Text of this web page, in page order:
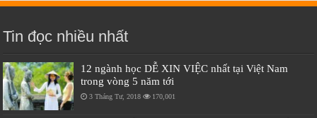
Tin đọc nhiều nhất
12 ngành học DỄ XIN VIỆC nhất tại Việt Nam
trong vòng 5 năm tới
3 Tháng Tư, 2018 170,001